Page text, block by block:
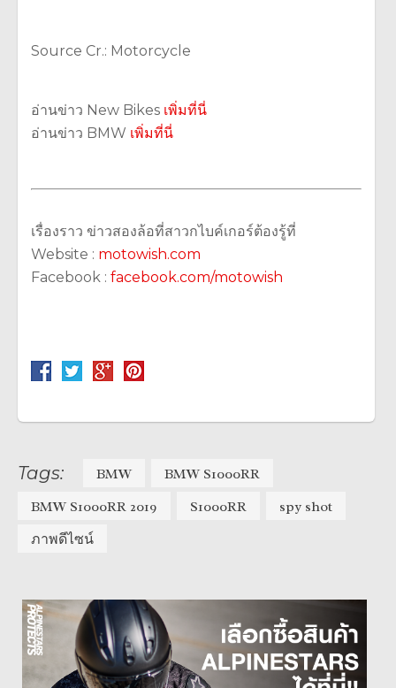
Source Cr.: Motorcycle
อ่านข่าว New Bikes เพิ่มที่นี่
อ่านข่าว BMW เพิ่มที่นี่
เรื่องราว ข่าวสองล้อที่สาวกไบค์เกอร์ต้องรู้ที่
Website : motowish.com
Facebook : facebook.com/motowish
Tags: BMW
BMW S1000RR
BMW S1000RR 2019
S1000RR
spy shot
ภาพดีไซน์